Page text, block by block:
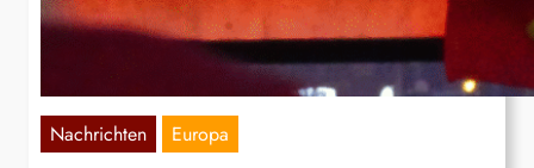
Nachrichten Europa